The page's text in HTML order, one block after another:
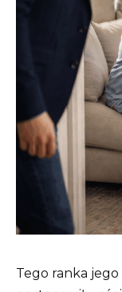
Tego ranka jego